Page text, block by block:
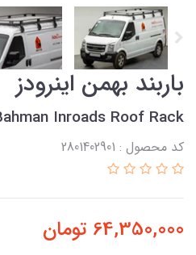
باربند بهمن اینرودز
Inroads Roof Rack
کد محصول : 2801402901
64,350,000 تومان